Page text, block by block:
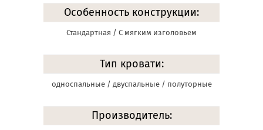
Особенность конструкции:
Стандартная / С мягким изголовьем
Тип кровати:
односпальные / двуспальные / полуторные
Производитель: